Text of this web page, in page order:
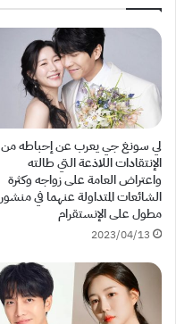
لي سونغ جي يعرب عن إحباطه من
الإنتقادات اللاذعة التي طالته
واعتراض العامة على زواجه وكثرة
الشائعات المتداولة عنهما في منشور
مطول على الإنستقرام
2023/04/13